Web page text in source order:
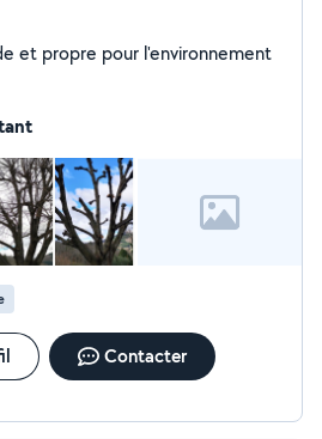
et propre pour l'environnement
Contacter